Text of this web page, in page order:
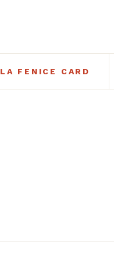
LA FENICE CARD